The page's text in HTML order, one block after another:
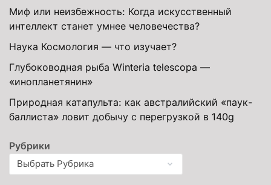
Миф или неизбежность: Когда искусственный
интеллект станет умнее человечества?
Наука Космология — что изучает?
Глубоководная рыба Winteria telescopa —
«инопланетянин»
Природная катапульта: как австралийский «паук-
баллиста» ловит добычу с перегрузкой в 140g
Рубрики